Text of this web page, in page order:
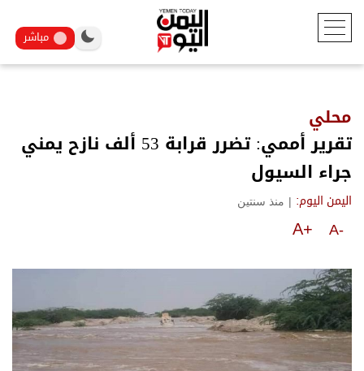
مباشر
محلي
تقرير أممي: تضرر قرابة 53 ألف نازح يمني
جراء السيول
اليمن اليوم: | منذ سنتين
A-
A+